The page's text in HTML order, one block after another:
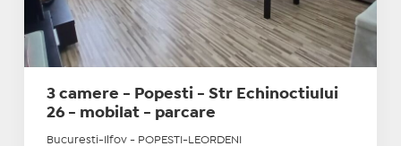
3 camere - Popesti - Str Echinoctiului
26 - mobilat - parcare
Bucuresti-Ilfov - POPESTI-LEORDENI